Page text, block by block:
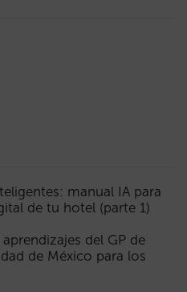
manual IA para
de tu hotel (parte 1)
del GP de
de México para los